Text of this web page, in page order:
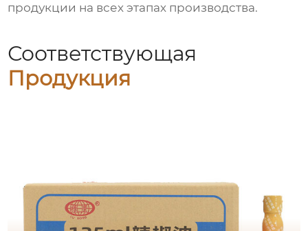
продукции на всех этапах производства.
Соответствующая
Продукция